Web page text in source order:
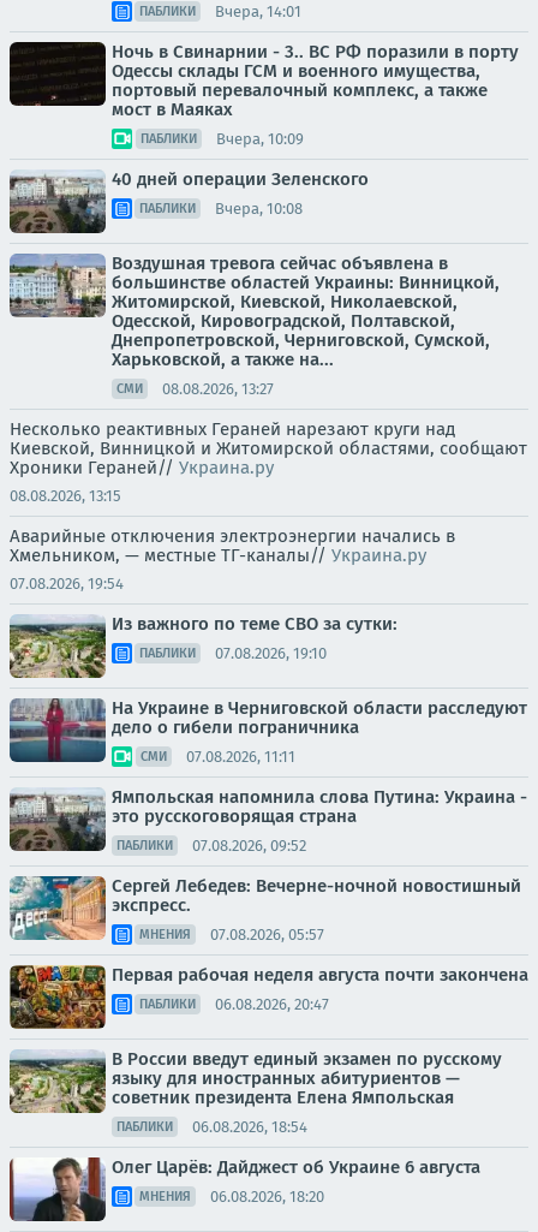
ПАБЛИКИ Вчера, 14:01
Ночь в Свинарнии - 3.. ВС РФ поразили в порту
Одессы склады ГСМ и военного имущества,
портовый перевалочный комплекс, а также
мост в Маяках
ПАБЛИКИ Вчера, 10:09
40 дней операции Зеленского
ПАБЛИКИ Вчера, 10:08
Воздушная тревога сейчас объявлена в
большинстве областей Украины: Винницкой,
Житомирской, Киевской, Николаевской,
Одесской, Кировоградской, Полтавской,
Днепропетровской, Черниговской, Сумской,
Харьковской, а также на...
СМИ 08.08.2026, 13:27
Несколько реактивных Гераней нарезают круги над
Киевской, Винницкой и Житомирской областями, сообщают
Хроники Гераней// Украина.ру
08.08.2026, 13:15
Аварийные отключения электроэнергии начались в
Хмельником, — местные ТГ-каналы// Украина.ру
07.08.2026, 19:54
Из важного по теме СВО за сутки:
ПАБЛИКИ 07.08.2026, 19:10
На Украине в Черниговской области расследуют
дело о гибели пограничника
СМИ 07.08.2026, 11:11
Ямпольская напомнила слова Путина: Украина -
это русскоговорящая страна
ПАБЛИКИ 07.08.2026, 09:52
Сергей Лебедев: Вечерне-ночной новостишный
экспресс.
МНЕНИЯ 07.08.2026, 05:57
Первая рабочая неделя августа почти закончена
ПАБЛИКИ 06.08.2026, 20:47
В России введут единый экзамен по русскому
языку для иностранных абитуриентов —
советник президента Елена Ямпольская
ПАБЛИКИ 06.08.2026, 18:54
Олег Царёв: Дайджест об Украине 6 августа
МНЕНИЯ 06.08.2026, 18:20